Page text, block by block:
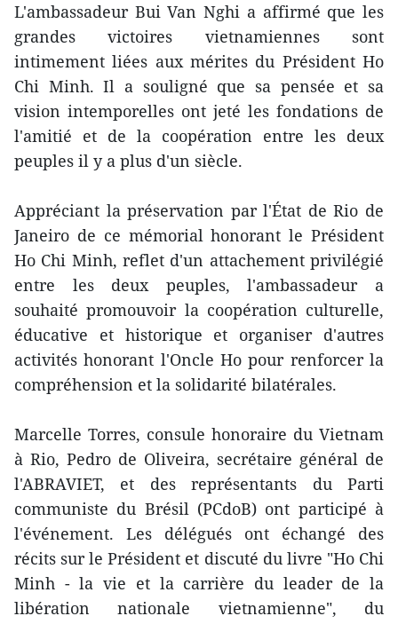
L'ambassadeur Bui Van Nghi a affirmé que les
grandes victoires vietnamiennes sont
intimement liées aux mérites du Président Ho
Chi Minh. Il a souligné que sa pensée et sa
vision intemporelles ont jeté les fondations de
l'amitié et de la coopération entre les deux
peuples il y a plus d'un siècle.
Appréciant la préservation par l'État de Rio de
Janeiro de ce mémorial honorant le Président
Ho Chi Minh, reflet d'un attachement privilégié
entre les deux peuples, l'ambassadeur a
souhaité promouvoir la coopération culturelle,
éducative et historique et organiser d'autres
activités honorant l'Oncle Ho pour renforcer la
compréhension et la solidarité bilatérales.
Marcelle Torres, consule honoraire du Vietnam
à Rio, Pedro de Oliveira, secrétaire général de
l'ABRAVIET, et des représentants du Parti
communiste du Brésil (PCdoB) ont participé à
l'événement. Les délégués ont échangé des
récits sur le Président et discuté du livre "Ho Chi
Minh - la vie et la carrière du leader de la
libération nationale vietnamienne", du